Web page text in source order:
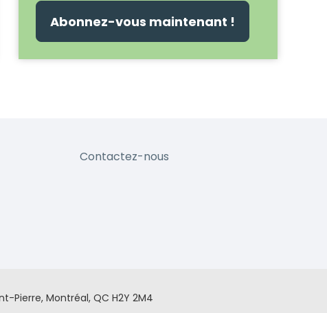
Abonnez-vous maintenant !
Contactez-nous
Pierre, Montréal, QC H2Y 2M4